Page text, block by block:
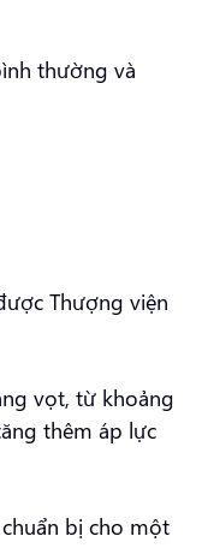
thường và
Thượng viện
vọt, từ khoảng
thêm áp lực
bị cho một